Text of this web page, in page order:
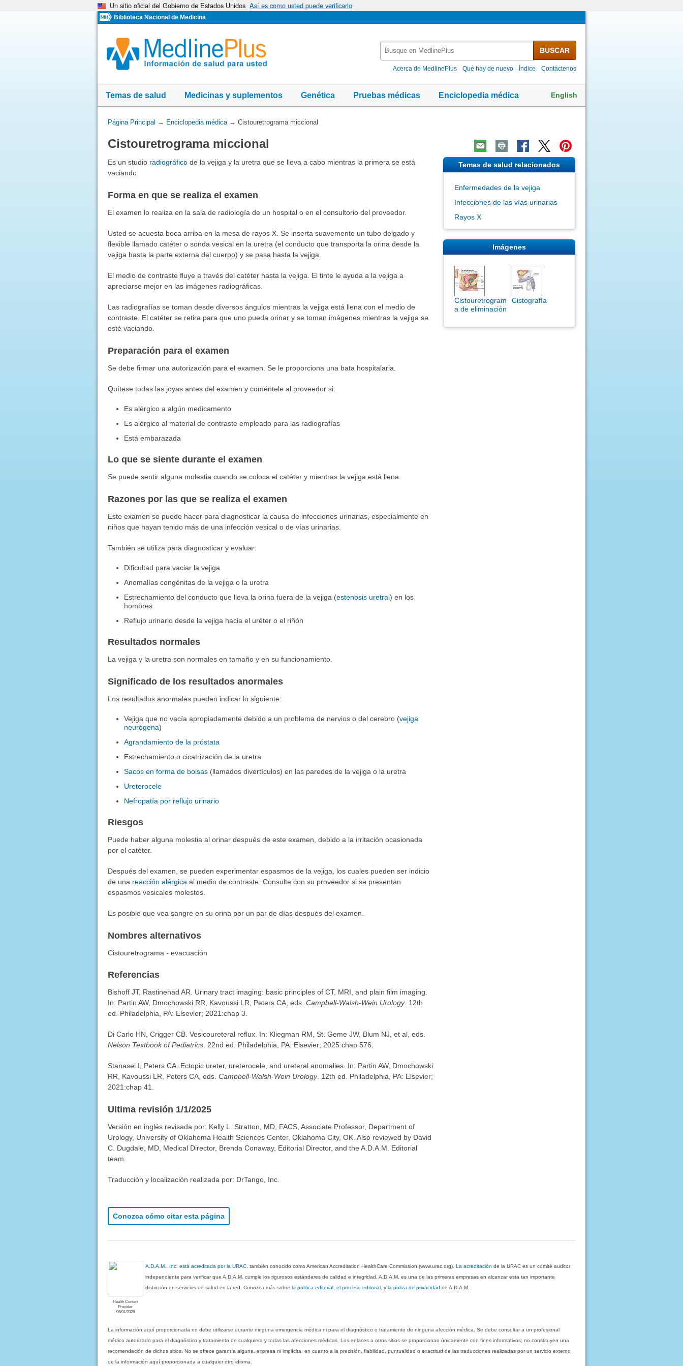
Un sitio oficial del Gobierno de Estados Unidos Así es como usted puede verificarlo
Biblioteca Nacional de Medicina
MedlinePlus
BUSCAR
Acerca de MedlinePlus Qué hay de nuevo Índice Contáctenos
Temas de salud Medicinas y suplementos Genética Pruebas médicas Enciclopedia médica English
Usted
aquí:
Página Principal → Enciclopedia médica→ Cistouretrograma miccional
Cistouretrograma miccional
Es un studio radiográficode la vejiga y la uretra que se lleva a cabo mientras la primera se está
vaciando.
Forma en que se realiza el examen
El examen lo realiza en la sala de radiología de un hospital o en el consultorio del proveedor.
Usted se acuesta boca arriba en la mesa de rayos X. Se inserta suavemente un tubo delgado y
flexible llamado catéter o sonda vesical en la uretra (el conducto que transporta la orina desde la
vejiga hasta la parte externa del cuerpo) y se pasa hasta la vejiga.
El medio de contraste fluye a través del catéter hasta la vejiga. El tinte le ayuda a la vejiga a
apreciarse mejor en las imágenes radiográficas.
Las radiografías se toman desde diversos ángulos mientras la vejiga está llena con el medio de
contraste. El catéter se retira para que uno pueda orinar y se toman imágenes mientras la vejiga se
esté vaciando.
Preparación para el examen
Se debe firmar una autorización para el examen. Se le proporciona una bata hospitalaria.
Quítese todas las joyas antes del examen y coméntele al proveedor si:
Es alérgico a algún medicamento
Es alérgico al material de contraste empleado para las radiografías
Está embarazada
Lo que se siente durante el examen
Se puede sentir alguna molestia cuando se coloca el catéter y mientras la vejiga está llena.
Razones por las que se realiza el examen
Este examen se puede hacer para diagnosticar la causa de infecciones urinarias, especialmente en
niños que hayan tenido más de una infección vesical o de vías urinarias.
También se utiliza para diagnosticar y evaluar:
Dificultad para vaciar la vejiga
Anomalías congénitas de la vejiga o la uretra
Estrechamiento del conducto que lleva la orina fuera de la vejiga (estenosis uretral) en los
hombres
Reflujo urinario desde la vejiga hacia el uréter o el riñón
Resultados normales
La vejiga y la uretra son normales en tamaño y en su funcionamiento.
Significado de los resultados anormales
Los resultados anormales pueden indicar lo siguiente:
Vejiga que no vacía apropiadamente debido a un problema de nervios o del cerebro (vejiga
neurógena)
Agrandamiento de la próstata
Estrechamiento o cicatrización de la uretra
Sacos en forma de bolsas (llamados divertículos) en las paredes de la vejiga o la uretra
Ureterocele
Nefropatía por reflujo urinario
Riesgos
Puede haber alguna molestia al orinar después de este examen, debido a la irritación ocasionada
por el catéter.
Después del examen, se pueden experimentar espasmos de la vejiga, los cuales pueden ser indicio
de una reacción alérgica al medio de contraste. Consulte con su proveedor si se presentan
espasmos vesicales molestos.
Es posible que vea sangre en su orina por un par de días después del examen.
Nombres alternativos
Cistouretrograma - evacuación
Referencias
Bishoff JT, Rastinehad AR. Urinary tract imaging: basic principles of CT, MRI, and plain film imaging.
In: Partin AW, Dmochowski RR, Kavoussi LR, Peters CA, eds. Campbell-Walsh-Wein Urology. 12th
ed. Philadelphia, PA: Elsevier; 2021:chap 3.
Di Carlo HN, Crigger CB. Vesicoureteral reflux. In: Kliegman RM, St. Geme JW, Blum NJ, et al, eds.
Nelson Textbook of Pediatrics. 22nd ed. Philadelphia, PA: Elsevier; 2025:chap 576.
Stanasel I, Peters CA. Ectopic ureter, ureterocele, and ureteral anomalies. In: Partin AW, Dmochowski
RR, Kavoussi LR, Peters CA, eds. Campbell-Walsh-Wein Urology. 12th ed. Philadelphia, PA: Elsevier;
2021:chap 41.
Ultima revisión 1/1/2025
Versión en inglés revisada por: Kelly L. Stratton, MD, FACS, Associate Professor, Department of
Urology, University of Oklahoma Health Sciences Center, Oklahoma City, OK. Also reviewed by David
C. Dugdale, MD, Medical Director, Brenda Conaway, Editorial Director, and the A.D.A.M. Editorial
team.
Traducción y localización realizada por: DrTango, Inc.
Conozca cómo citar esta página
Temas de salud relacionados
Enfermedades de la vejiga
Infecciones de las vías urinarias
Rayos X
Imágenes
Cistouretrogram
a de eliminación
Cistografía
Health Content
Provider
06/01/2028
A.D.A.M., Inc. está acreditada por la URAC , también conocido como American Accreditation HealthCare Commission (www.urac.org).La acreditación de la URAC es un comité auditor
independiente para verificar que A.D.A.M. cumple los rigurosos estándares de calidad e integridad. A.D.A.M. es una de las primeras empresas en alcanzar esta tan importante
distinción en servicios de salud en la red. Conozca más sobrela politica editorial, el proceso editorial , yla poliza de privacidad de A.D.A.M.
La información aquí proporcionada no debe utilizarse durante ninguna emergencia médica ni para el diagnóstico o tratamiento de ninguna afección médica. Se debe consultar a un profesional
médico autorizado para el diagnóstico y tratamiento de cualquiera y todas las afecciones médicas. Los enlaces a otros sitios se proporcionan únicamente con fines informativos; no constituyen una
recomendación de dichos sitios. No se ofrece garantía alguna, expresa ni implícita, en cuanto a la precisión, fiabilidad, puntualidad o exactitud de las traducciones realizadas por un servicio externo
de la información aquí proporcionada a cualquier otro idioma.